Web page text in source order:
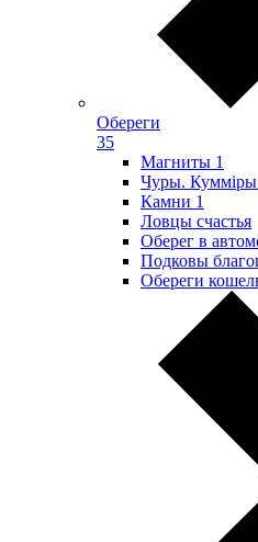
Обереги
35
Магниты 1
Чуры.
Камни 1
Ловцы счастья
Оберег в
Подковы
Обереги